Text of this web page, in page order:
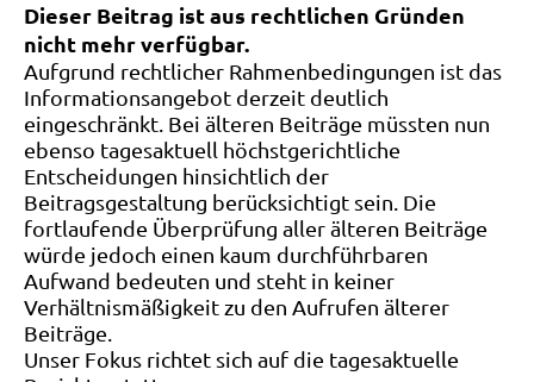
Dieser Beitrag ist aus rechtlichen Gründen
nicht mehr verfügbar.
Aufgrund rechtlicher Rahmenbedingungen ist das
Informationsangebot derzeit deutlich
eingeschränkt. Bei älteren Beiträge müssten nun
ebenso tagesaktuell höchstgerichtliche
Entscheidungen hinsichtlich der
Beitragsgestaltung berücksichtigt sein. Die
fortlaufende Überprüfung aller älteren Beiträge
würde jedoch einen kaum durchführbaren
Aufwand bedeuten und steht in keiner
Verhältnismäßigkeit zu den Aufrufen älterer
Beiträge.
Unser Fokus richtet sich auf die tagesaktuelle